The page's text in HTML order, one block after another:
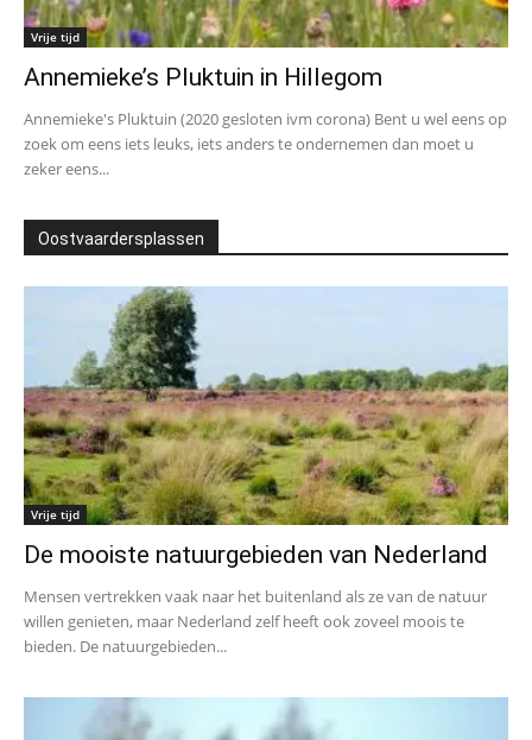
Vrije tijd
Annemieke’s Pluktuin in Hillegom
Annemieke's Pluktuin (2020 gesloten ivm corona) Bent u wel eens op
zoek om eens iets leuks, iets anders te ondernemen dan moet u
zeker eens...
Oostvaardersplassen
Vrije tijd
De mooiste natuurgebieden van Nederland
Mensen vertrekken vaak naar het buitenland als ze van de natuur
willen genieten, maar Nederland zelf heeft ook zoveel moois te
bieden. De natuurgebieden...